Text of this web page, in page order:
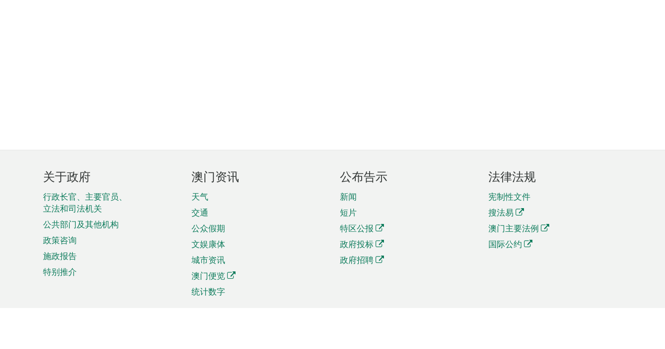
页
脚
菜
单
关于政府
行政长官、主要官员、
立法和司法机关
公共部门及其他机构
政策咨询
施政报告
特别推介
澳门资讯
天气
交通
公众假期
文娱康体
城市资讯
澳门便览
统计数字
公布告示
新闻
短片
特区公报
政府投标
政府招聘
法律法规
宪制性文件
搜法易
澳门主要法例
国际公约